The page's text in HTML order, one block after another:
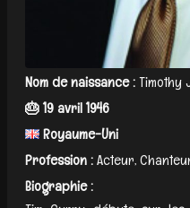
Nom de naissance :Timothy
🎂 19 avril 1946
Royaume-Uni
Profession :Acteur,
Biographie :